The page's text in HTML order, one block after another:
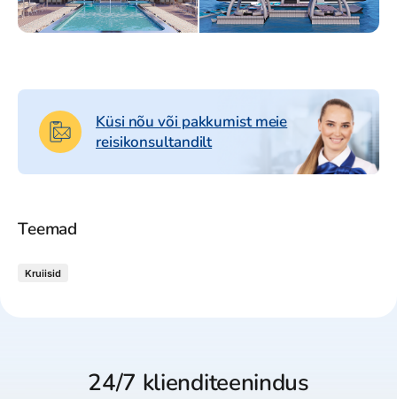
Küsi nõu või pakkumist meie
reisikonsultandilt
Teemad
Kruiisid
24/7 klienditeenindus